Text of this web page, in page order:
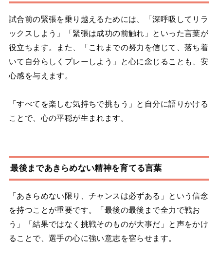
試合前の緊張を乗り越えるためには、「深呼吸してリラ
ックスしよう」「緊張は成功の前触れ」といった言葉が
役立ちます。また、「これまでの努力を信じて、落ち着
いて自分らしくプレーしよう」と心に念じることも、安
心感を与えます。
「すべてを楽しむ気持ちで挑もう」と自分に語りかける
ことで、心の平穏が生まれます。
最後まであきらめない精神を育てる言葉
「あきらめない限り、チャンスは必ずある」という信念
を持つことが重要です。「最後の最後まで全力で戦お
う」「結果ではなく挑戦そのものが大事だ」と声をかけ
ることで、選手の心に強い意志を宿らせます。